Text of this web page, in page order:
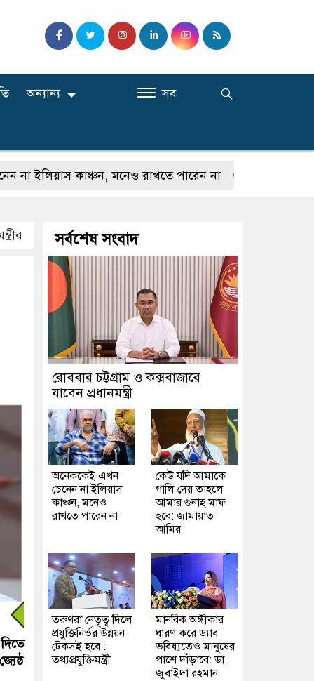
অন্যান্য সব
কাঞ্চন, মনেও রাখতে পারেন না কেউ যদি আমাকে
সর্বশেষ সংবাদ
রোববার চট্টগ্রাম ও কক্সবাজারে
যাবেন প্রধানমন্ত্রী
অনেককেই এখন
চেনেন না ইলিয়াস
কাঞ্চন, মনেও
রাখতে পারেন না
কেউ যদি আমাকে
গালি দেয় তাহলে
আমার গুনাহ মাফ
হবে: জামায়াত
আমির
তরুণরা নেতৃত্ব দিলে
প্রযুক্তিনির্ভর উন্নয়ন
টেকসই হবে :
তথ্যপ্রযুক্তিমন্ত্রী
মানবিক অঙ্গীকার
ধারণ করে ড্যাব
ভবিষ্যতেও মানুষের
পাশে দাঁড়াবে: ডা.
জুবাইদা রহমান